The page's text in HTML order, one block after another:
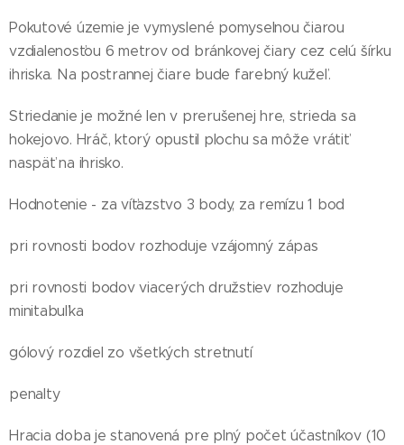
Pokutové územie je vymyslené pomyselnou čiarou
vzdialenosťou 6 metrov od bránkovej čiary cez celú šírku
ihriska. Na postrannej čiare bude farebný kužeľ.
Striedanie je možné len v prerušenej hre, strieda sa
hokejovo. Hráč, ktorý opustil plochu sa môže vrátiť
naspäť na ihrisko.
Hodnotenie - za víťazstvo 3 body, za remízu 1 bod
pri rovnosti bodov rozhoduje vzájomný zápas
pri rovnosti bodov viacerých družstiev rozhoduje
minitabuľka
gólový rozdiel zo všetkých stretnutí
penalty
Hracia doba je stanovená pre plný počet účastníkov (10